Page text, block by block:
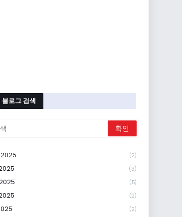
블로그 검색
2025 (2)
(3)
(5)
(2)
(2)